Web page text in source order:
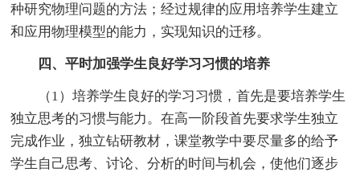
种研究物理问题的方法；经过规律的应用培养学生建立
和应用物理模型的能力，实现知识的迁移。
四、平时加强学生良好学习习惯的培养
（1）培养学生良好的学习习惯，首先是要培养学生
独立思考的习惯与能力。在高一阶段首先要求学生独立
完成作业，独立钻研教材，课堂教学中要尽量多的给予
学生自己思考、讨论、分析的时间与机会，使他们逐步